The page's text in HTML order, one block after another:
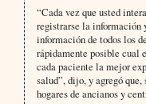
“Cada vez que usted
registrarse la información
información de todos los
rápidamente posible cual
cada paciente la mejor
salud”, dijo, y agregó
hogares de ancianos y